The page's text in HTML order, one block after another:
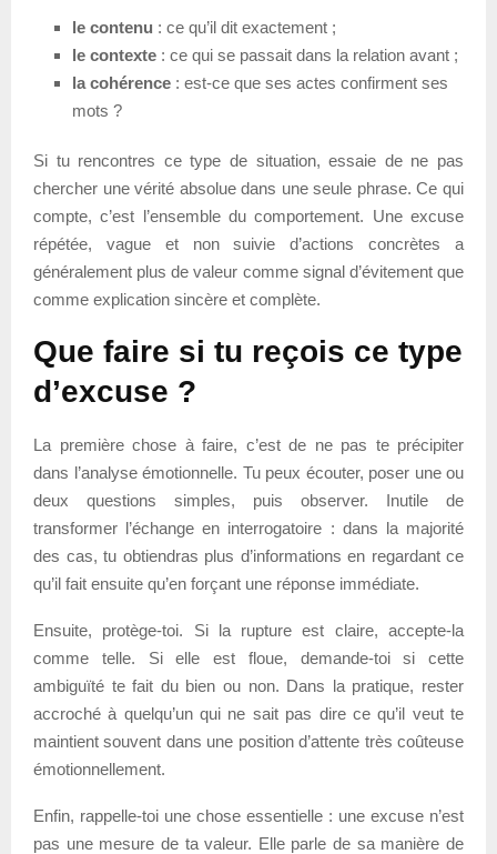
le contenu : ce qu’il dit exactement ;
le contexte : ce qui se passait dans la relation avant ;
la cohérence : est-ce que ses actes confirment ses
mots ?
Si tu rencontres ce type de situation, essaie de ne pas
chercher une vérité absolue dans une seule phrase. Ce qui
compte, c’est l’ensemble du comportement. Une excuse
répétée, vague et non suivie d’actions concrètes a
généralement plus de valeur comme signal d’évitement que
comme explication sincère et complète.
Que faire si tu reçois ce type
d’excuse ?
La première chose à faire, c’est de ne pas te précipiter
dans l’analyse émotionnelle. Tu peux écouter, poser une ou
deux questions simples, puis observer. Inutile de
transformer l’échange en interrogatoire : dans la majorité
des cas, tu obtiendras plus d’informations en regardant ce
qu’il fait ensuite qu’en forçant une réponse immédiate.
Ensuite, protège-toi. Si la rupture est claire, accepte-la
comme telle. Si elle est floue, demande-toi si cette
ambiguïté te fait du bien ou non. Dans la pratique, rester
accroché à quelqu’un qui ne sait pas dire ce qu’il veut te
maintient souvent dans une position d’attente très coûteuse
émotionnellement.
Enfin, rappelle-toi une chose essentielle : une excuse n’est
pas une mesure de ta valeur. Elle parle de sa manière de